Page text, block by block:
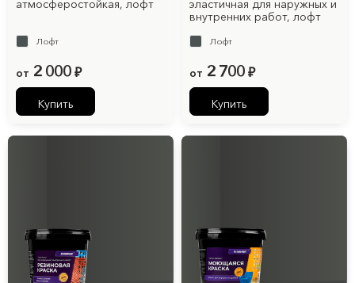
атмосферостойкая, лофт
Лофт
от 2 000 ₽
Купить
эластичная для наружных и
внутренних работ, лофт
Лофт
от 2 700 ₽
Купить